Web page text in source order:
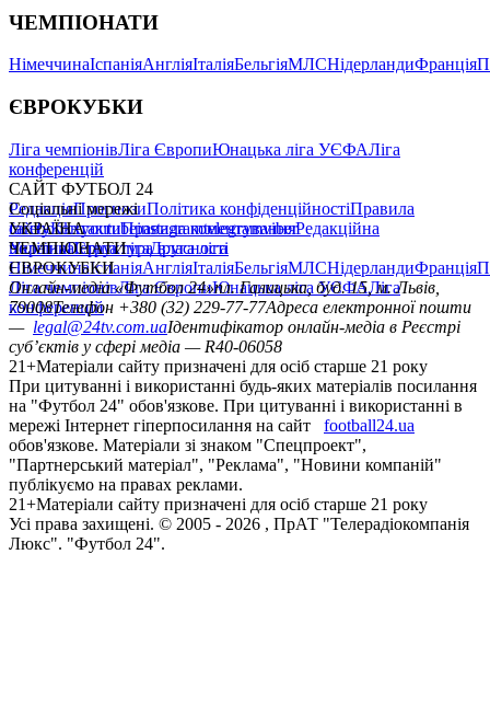
ЧЕМПІОНАТИ
НімеччинаІспаніяАнгліяІталіяБельгіяМЛСНідерландиФранція
ЄВРОКУБКИ
Ліга чемпіонівЛіга ЄвропиЮнацька ліга УЄФАЛіга
конференцій
САЙТ ФУТБОЛ 24
РедакціяПрогнозиПолітика конфіденційностіПравила
сайтуКонтактиПравила коментуванняРедакційна
політикаСтруктура власності
Соціальні мережі
facebookxyoutubeinstagramtelegramviber
УКРАЇНА
УкраїнаПерша лігаДруга ліга
ЧЕМПІОНАТИ
НімеччинаІспаніяАнгліяІталіяБельгіяМЛСНідерландиФранція
ЄВРОКУБКИ
Ліга чемпіонівЛіга ЄвропиЮнацька ліга УЄФАЛіга
конференцій
Онлайн-медіа «Футбол 24»пл. Галицька, буд. 15, м. Львів,
79008Телефон +380 (32) 229-77-77Адреса електронної пошти
— legal@24tv.com.uaІдентифікатор онлайн-медіа в Реєстрі
суб’єктів у сфері медіа — R40-06058
21+Матеріали сайту призначені для осіб старше 21 року
При цитуванні і використанні будь-яких матеріалів посилання
на "Футбол 24" обов'язкове. При цитуванні і використанні в
мережі Інтернет гіперпосилання на сайт
football24.ua
обов'язкове. Матеріали зі знаком "Спецпроект",
"Партнерський матеріал", "Реклама", "Новини компаній"
публікуємо на правах реклами.
21+Матеріали сайту призначені для осіб старше 21 року
Усi права захищенi. © 2005 - 2026 , ПрАТ "Телерадіокомпанія
Люкс". "Футбол 24".